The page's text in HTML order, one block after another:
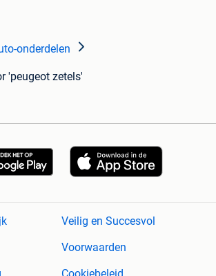
onderdelen
'peugeot zetels'
Veilig en Succesvol
Voorwaarden